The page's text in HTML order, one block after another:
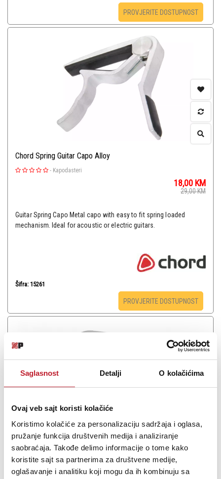
Saglasnost Detalji O kolačićima
Ovaj veb sajt koristi kolačiće
Koristimo kolačiće za personalizaciju sadržaja i oglasa,
pružanje funkcija društvenih medija i analiziranje
saobraćaja. Takođe delimo informacije o tome kako
koristite sajt sa partnerima za društvene medije,
oglašavanje i analitiku koji mogu da ih kombinuju sa
PROVJERITE DOSTUPNOST
Chord Spring Guitar Capo Alloy
- Kapodasteri
18,00 KM
29,00KM
Guitar Spring Capo Metal capo with easy to fit spring loaded
mechanism. Ideal for acoustic or electric guitars.
Šifra: 15261
PROVJERITE DOSTUPNOST
K&M 30910 Guitar capo-matt Chrome - Kapodaster
-Kapodasteri
39,00